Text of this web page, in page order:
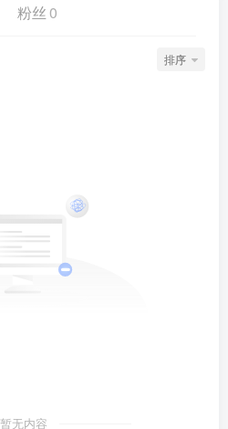
粉丝 0
排序
暂无内容